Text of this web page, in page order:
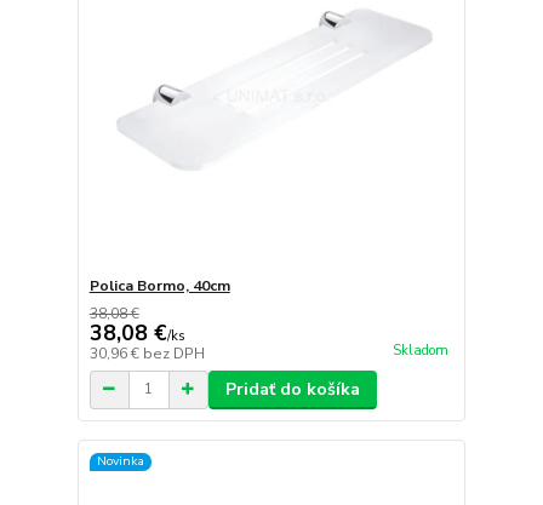
Polica Bormo, 40cm
38,08 €
38,08 €/ks
30,96 € bez DPH Skladom
Pridať do košíka
Novinka